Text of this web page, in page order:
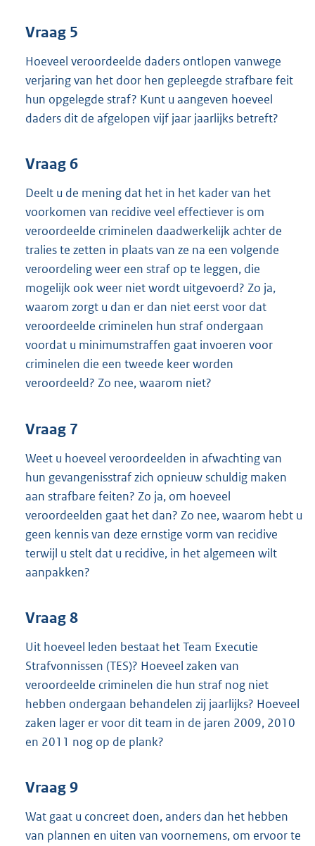
Vraag 5
Hoeveel veroordeelde daders ontlopen vanwege
verjaring van het door hen gepleegde strafbare feit
hun opgelegde straf? Kunt u aangeven hoeveel
daders dit de afgelopen vijf jaar jaarlijks betreft?
Vraag 6
Deelt u de mening dat het in het kader van het
voorkomen van recidive veel effectiever is om
veroordeelde criminelen daadwerkelijk achter de
tralies te zetten in plaats van ze na een volgende
veroordeling weer een straf op te leggen, die
mogelijk ook weer niet wordt uitgevoerd? Zo ja,
waarom zorgt u dan er dan niet eerst voor dat
veroordeelde criminelen hun straf ondergaan
voordat u minimumstraffen gaat invoeren voor
criminelen die een tweede keer worden
veroordeeld? Zo nee, waarom niet?
Vraag 7
Weet u hoeveel veroordeelden in afwachting van
hun gevangenisstraf zich opnieuw schuldig maken
aan strafbare feiten? Zo ja, om hoeveel
veroordeelden gaat het dan? Zo nee, waarom hebt u
geen kennis van deze ernstige vorm van recidive
terwijl u stelt dat u recidive, in het algemeen wilt
aanpakken?
Vraag 8
Uit hoeveel leden bestaat het Team Executie
Strafvonnissen (TES)? Hoeveel zaken van
veroordeelde criminelen die hun straf nog niet
hebben ondergaan behandelen zij jaarlijks? Hoeveel
zaken lager er voor dit team in de jaren 2009, 2010
en 2011 nog op de plank?
Vraag 9
Wat gaat u concreet doen, anders dan het hebben
van plannen en uiten van voornemens, om ervoor te